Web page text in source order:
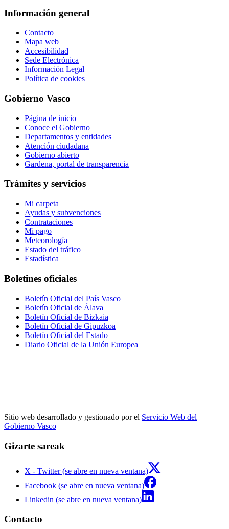
Información general
Contacto
Mapa web
Accesibilidad
Sede Electrónica
Información Legal
Política de cookies
Gobierno Vasco
Página de inicio
Conoce el Gobierno
Departamentos y entidades
Atención ciudadana
Gobierno abierto
Gardena, portal de transparencia
Trámites y servicios
Mi carpeta
Ayudas y subvenciones
Contrataciones
Mi pago
Meteorología
Estado del tráfico
Estadística
Boletines oficiales
Boletín Oficial del País Vasco
Boletín Oficial de Álava
Boletín Oficial de Bizkaia
Boletín Oficial de Gipuzkoa
Boletín Oficial del Estado
Diario Oficial de la Unión Europea
Sitio web desarrollado y gestionado por el Servicio Web del
Gobierno Vasco
Gizarte sareak
X - Twitter (se abre en nueva ventana)
Facebook (se abre en nueva ventana)
Linkedin (se abre en nueva ventana)
Contacto